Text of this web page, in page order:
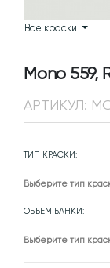
Все краски
Mono 559,
АРТИКУЛ:
ТИП КРАСКИ
ОБЪЕМ БАНКИ